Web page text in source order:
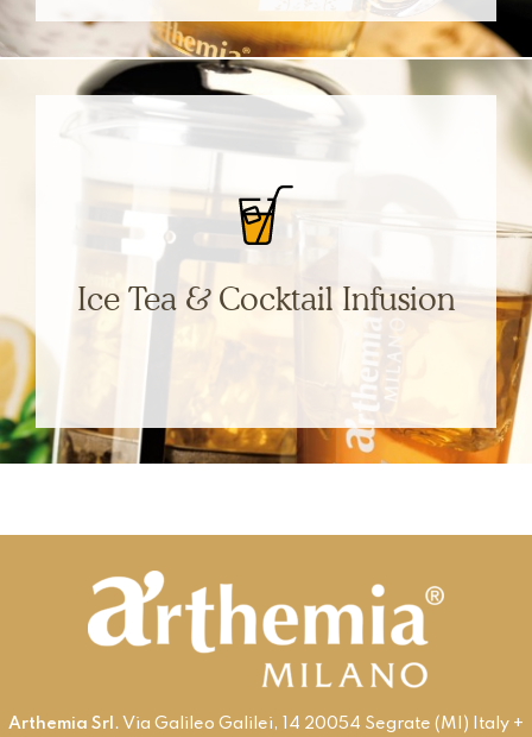
Una piccola linea di te in filtro semplice ed esclusiva:
praticità e facilità di infusione.
SCOPRI
Ice Tea & Cocktail Infusion
bevanda genuina e fonte di freschissimo benessere.
SCOPRI
Arthemia Srl . Via Galileo Galilei, 14 20054 Segrate (MI) Italy +